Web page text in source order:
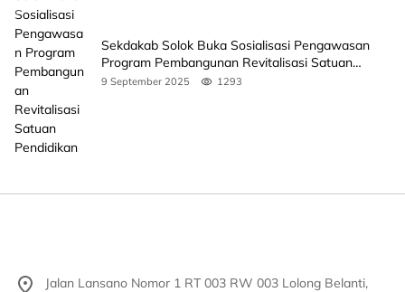
Sekdakab Solok Buka Sosialisasi Pengawasan
Program Pembangunan Revitalisasi Satuan
Pendidikan
9 September 2025 1293
Jalan Lansano Nomor 1 RT 003 RW 003 Lolong Belanti,